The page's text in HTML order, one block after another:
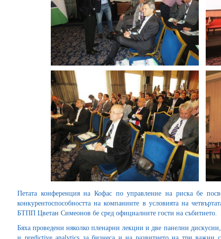
Петата конференция на Кофас по управление на риска бе
конкурентоспособността на компаниите в условията на
БТПП Цветан Симеонов бе сред официалните гости на събитието.
Бяха проведени няколко пленарни лекции и две панелни